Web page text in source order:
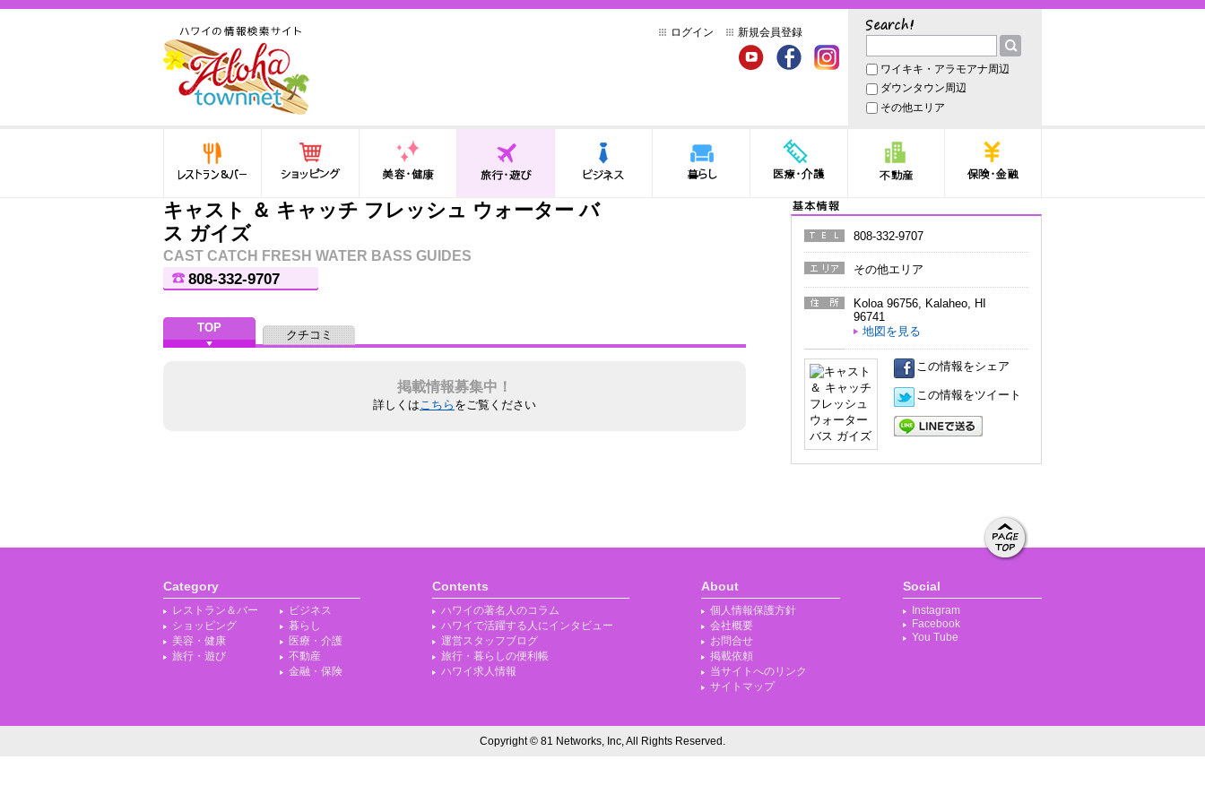
法律から運転免許証まで情
報が満載！
ログイン 新規会員登録 サーチ
ワイキキ・アラモアナ周辺
ダウンタウン周辺
その他エリア
レストラン＆バー ショッピング 美容・健康 旅行・遊び ビジネス 医療・介護
キャスト ＆ キャッチ フレッシュ ウォーター バ
ス ガイズ
CAST CATCH FRESH WATER BASS GUIDES
808-332-9707
TOP
クチコミ
掲載情報募集中！
詳しくはこちら をご覧ください
電話番
号
808-332-9707
その他エリア
Koloa 96756 Kalaheo
HI
96741
地図を見る
この情報をシェア
この情報をツイート
Category
レストラン＆バー
ショッピング
美容・健康
旅行・遊び
ビジネス
暮らし
医療・介護
不動産
金融・保険
Contents
ハワイの著名人のコラム
ハワイで活躍する人にインタビュー
運営スタッフブログ
旅行・暮らしの便利帳
ハワイ求人情報
About
個人情報保護方針
会社概要
お問合せ
掲載依頼
当サイトへのリンク
サイトマップ
Social
Instagram
Facebook
You Tube
動する
Copyright © 81 Networks, Inc, All Rights Reserved.